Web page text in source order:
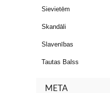
Sievietēm
Skandāli
Slavenības
Tautas Balss
META